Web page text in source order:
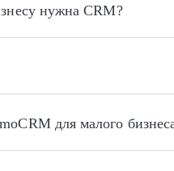
нужна CRM?
для малого